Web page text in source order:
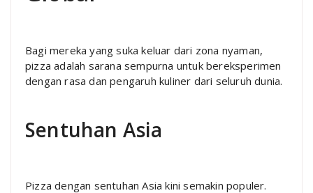
Bagi mereka yang suka keluar dari zona nyaman,
pizza adalah sarana sempurna untuk bereksperimen
dengan rasa dan pengaruh kuliner dari seluruh dunia.
Sentuhan Asia
Pizza dengan sentuhan Asia kini semakin populer.